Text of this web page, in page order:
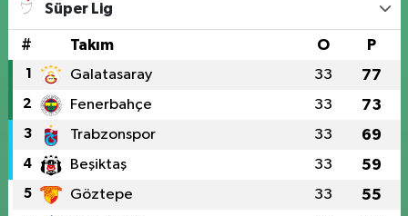
Süper Lig
# Takım O P
1 Galatasaray 33 77
2 Fenerbahçe 33 73
3 Trabzonspor 33 69
4 Beşiktaş 33 59
5 Göztepe 33 55